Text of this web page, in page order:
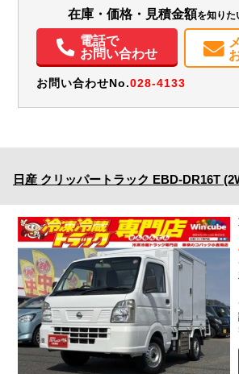
装備情報
エアコン パワステ ABS
記
取扱説明書（一部含む）
在庫・価格・見積金額を知りた
電話で
お問い合わせ
お問い合わせNo.028-4133
日産 クリッパートラック EBD-DR16T